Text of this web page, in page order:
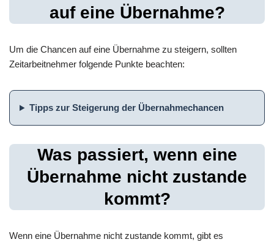
auf eine Übernahme?
Um die Chancen auf eine Übernahme zu steigern, sollten
Zeitarbeitnehmer folgende Punkte beachten:
Tipps zur Steigerung der Übernahmechancen
Was passiert, wenn eine
Übernahme nicht zustande
kommt?
Wenn eine Übernahme nicht zustande kommt, gibt es